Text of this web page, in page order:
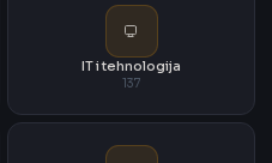
IT i tehnologija
137